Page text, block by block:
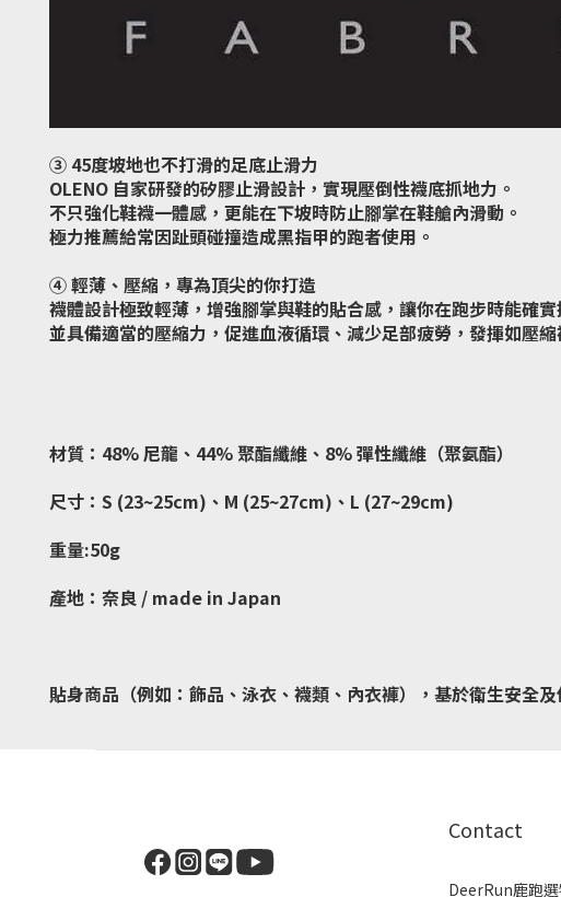
③ 45度坡地也不打滑的足底止滑力
OLENO 自家研發的矽膠止滑設計，實現壓倒性襪底抓地力。
不只強化鞋襪一體感，更能在下坡時防止腳掌在鞋艙內滑動。
極力推薦給常因趾頭碰撞造成黑指甲的跑者使用。
④ 輕薄、壓縮，專為頂尖的你打造
襪體設計極致輕薄，增強腳掌與鞋的貼合感，讓你在跑步時能確實
並具備適當的壓縮力，促進血液循環、減少足部疲勞，發揮如壓縮
材質：48% 尼龍、44% 聚酯纖維、8% 彈性纖維（聚氨酯）
尺寸：S (23~25cm)、M (25~27cm)、L (27~29cm)
重量:50g
產地：奈良 / made in Japan
貼身商品（例如：飾品、泳衣、襪類、內衣褲），基於衛生安全
Contact
DeerRun鹿跑